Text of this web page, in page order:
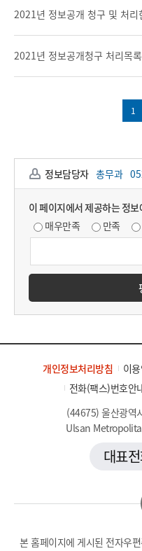
2021년 정보공개 청구 및 처리
2021년 정보공개청구 처리목록
1
정보담당자 총무과
이 페이지에서 제공하는 정
매우만족
만족
개인정보처리방침 이
전화(팩스)번호안
(44675) 울산광역
Ulsan
대표
본 홈페이지에 게시된 전자우